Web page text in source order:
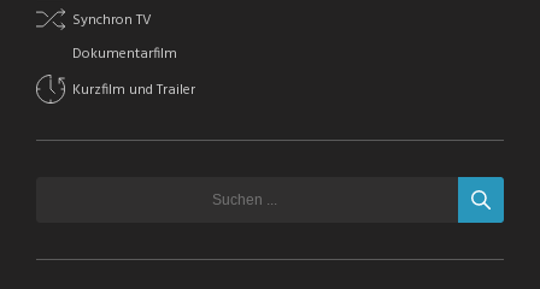
Synchron TV
Dokumentarfilm
Kurzfilm und Trailer